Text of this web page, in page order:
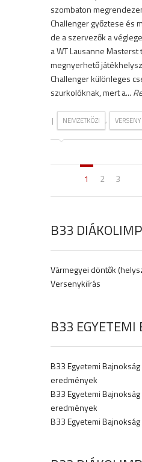
szombaton
Challenger győztese és
de a szervezők a
a WT Lausanne
megnyerhető
Challenger különleges
szurkolóknak, mert a...
| NEMZETKÖZI , VERSENY
1 2 3
B33
Vármegyei döntők
Versenykiírás
B33 EGYETEMI
B33 Egyetemi
eredmények
B33 Egyetemi
eredmények
B33 Egyetemi